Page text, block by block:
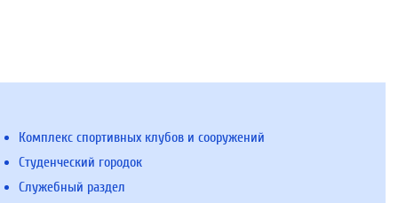
Комплекс спортивных клубов и сооружений
Студенческий городок
Служебный раздел